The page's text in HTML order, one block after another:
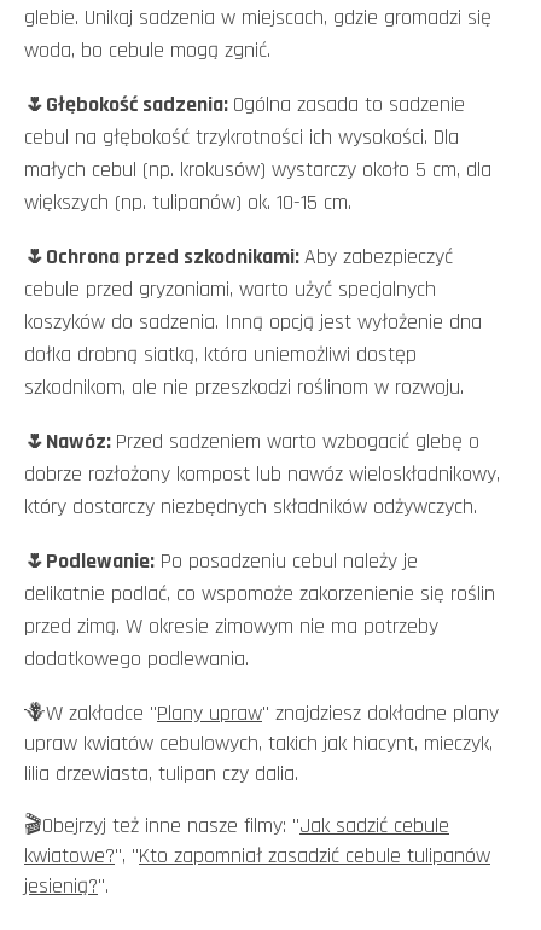
glebie. Unikaj sadzenia w miejscach, gdzie gromadzi się
woda, bo cebule mogą zgnić.
🌷Głębokość sadzenia: Ogólna zasada to sadzenie
cebul na głębokość trzykrotności ich wysokości. Dla
małych cebul (np. krokusów) wystarczy około 5 cm, dla
większych (np. tulipanów) ok. 10-15 cm.
🌷Ochrona przed szkodnikami:Aby zabezpieczyć
cebule przed gryzoniami, warto użyć specjalnych
koszyków do sadzenia. Inną opcją jest wyłożenie dna
dołka drobną siatką, która uniemożliwi dostęp
szkodnikom, ale nie przeszkodzi roślinom w rozwoju.
🌷Nawóz: Przed sadzeniem warto wzbogacić glebę o
dobrze rozłożony kompost lub nawóz wieloskładnikowy,
który dostarczy niezbędnych składników odżywczych.
🌷Podlewanie: Po posadzeniu cebul należy je
delikatnie podlać, co wspomoże zakorzenienie się roślin
przed zimą. W okresie zimowym nie ma potrzeby
dodatkowego podlewania.
🪻W zakładce "Plany upraw" znajdziesz dokładne plany
upraw kwiatów cebulowych, takich jak hiacynt, mieczyk,
lilia drzewiasta, tulipan czy dalia.
🎬Obejrzyj też inne nasze filmy: "Jak sadzić cebule
kwiatowe?", "Kto zapomniał zasadzić cebule tulipanów
jesienią?".